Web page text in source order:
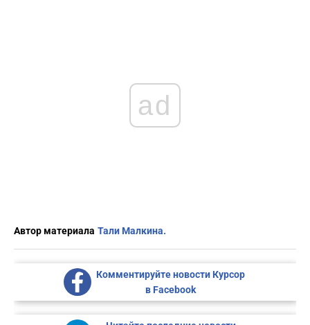
ad
Автор материала Тали Малкина.
Комментируйте новости Курсор
в Facebook